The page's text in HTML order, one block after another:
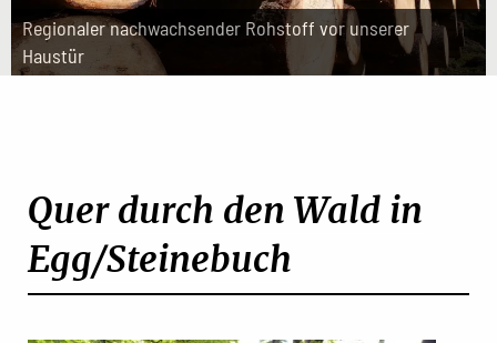
Regionaler nachwachsender Rohstoff vor unserer
Haustür
Quer durch den Wald in
Egg/Steinebuch